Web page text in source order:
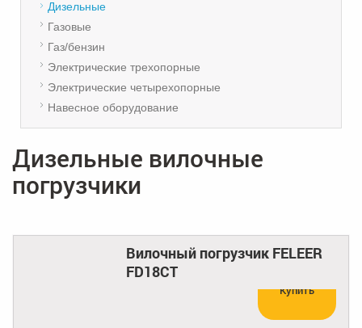
Дизельные
Газовые
Газ/бензин
Электрические трехопорные
Электрические четырехопорные
Навесное оборудование
Дизельные вилочные
погрузчики
Вилочный погрузчик FELEER
FD18CT
Купить